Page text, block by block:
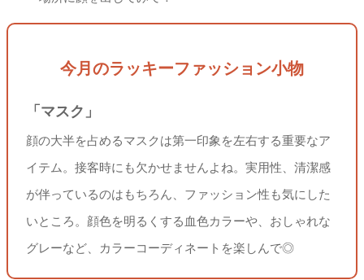
今月のラッキーファッション小物
「マスク」
顔の大半を占めるマスクは第一印象を左右する重要なア
イテム。接客時にも欠かせませんよね。実用性、清潔感
が伴っているのはもちろん、ファッション性も気にした
いところ。顔色を明るくする血色カラーや、おしゃれな
グレーなど、カラーコーディネートを楽しんで◎